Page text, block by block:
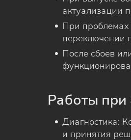
актуализации
При
переключении
После сбоев
Работы
Диагностика:
и принятия